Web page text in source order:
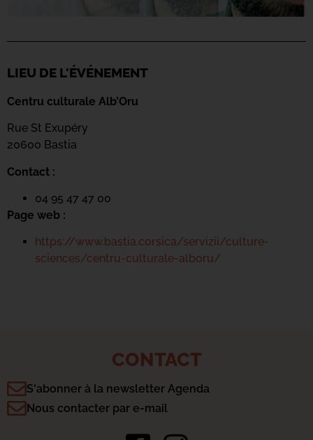
LIEU DE L'ÉVÉNEMENT
Centru culturale Alb’Oru
Rue St Exupéry
20600 Bastia
Contact :
04 95 47 47 00
Page web :
https://www.bastia.corsica/servizii/culture-
sciences/centru-culturale-alboru/
CONTACT
S'abonner à la newsletter Agenda
Nous contacter par e-mail